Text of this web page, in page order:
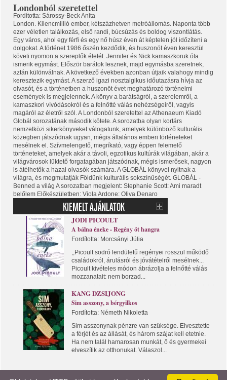
Londonból szeretettel
Fordította: Sárossy-Beck Anita
London. Kilencmillió ember, kétszázhetven metróállomás. Naponta több
ezer véletlen találkozás, első randi, búcsúzás és boldog viszontlátás.
Egy város, ahol egy férfi és egy nő húsz éven át képtelen jól időzíteni a
dolgokat. A történet 1986 őszén kezdődik, és huszonöt éven keresztül
követi nyomon a szereplők életét. Jennifer és Nick kamaszkoruk óta
ismerik egymást. Először barátok lesznek, majd egymásba szeretnek,
aztán különválnak. A következő években azonban útjaik valahogy mindig
keresztezik egymást. A szerző igazi nosztalgikus időutazásra hívja az
olvasót, és a történetben a huszonöt évet meghatározó történelmi
események is megjelennek. A könyv a barátságról, a szerelemről, a
kamaszkori vívódásokról és a felnőtté válás nehézségeiről, vagyis
magáról az életről szól. A Londonból szeretettel az Athenaeum Kiadó
Globál sorozatának második kötete. A sorozatba olyan kortárs
nemzetközi sikerkönyveket válogatunk, amelyek különböző kulturális
közegben játszódnak ugyan, mégis általános emberi történeteket
mesélnek el. Szívmelengető, megríkató, vagy éppen felemelő
történeteket, amelyek akár a távoli, egzotikus kultúrák világában, akár a
világvárosok lüktető forgatagában játszódnak, mégis ismerősek, nagyon
is átélhetők a hazai olvasók számára. A GLOBÁL könyvei nyitnak a
világra, és megmutatják Földünk kulturális sokszínűségét. GLOBÁL -
Benned a világ A sorozatban megjelent: Stephanie Scott: Ami maradt
belőlem Előkészületben: Viola Ardone: Oliva Denaro
JODI PICOULT
A bálna éneke - Regény öt hangra
Fordította: Morcsányi Júlia
,,Picoult sodró lendületű regényei rosszul működő
családokról, árulásról és jóvátételről mesélnek...
Picoult kivételes módon ábrázolja a felnőtté válás
mozzanatait: nem borzad...
KANG DZSIJONG
Sim asszony, a bérgyilkos
Fordította: Németh Nikoletta
Sim asszonynak pénzre van szüksége. Elvesztette
a férjét és az állását, és három szájat kell etetnie.
Ha nem talál hamarosan munkát, ő és gyermekei
elveszítik az otthonukat. Válaszol...